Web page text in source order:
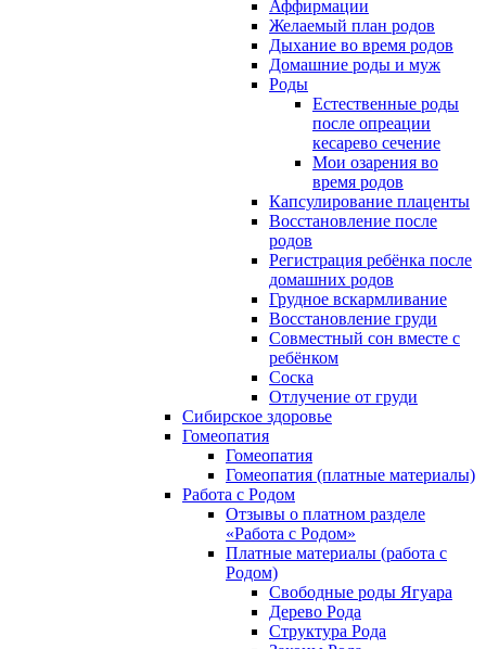
Аффирмации
Желаемый план родов
Дыхание во время родов
Домашние роды и муж
Роды
Естественные роды
после опреации
кесарево сечение
Мои озарения во
время родов
Капсулирование плаценты
Восстановление после
родов
Регистрация ребёнка после
домашних родов
Грудное вскармливание
Восстановление груди
Совместный сон вместе с
ребёнком
Соска
Отлучение от груди
Сибирское здоровье
Гомеопатия
Гомеопатия
Гомеопатия (платные материалы)
Работа с Родом
Отзывы о платном разделе
«Работа с Родом»
Платные материалы (работа с
Родом)
Свободные роды Ягуара
Дерево Рода
Структура Рода